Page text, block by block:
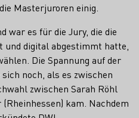
Masterjuroren einig.
war es für die Jury, die die
digital abgestimmt hatte,
Die Spannung auf der
noch, als es zwischen
zwischen Sarah Röhl
kam. Nachdem